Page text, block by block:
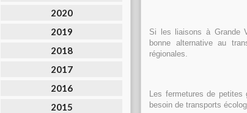
2020
2019
2018
2017
2016
2015
Si les liaisons à Grande
bonne alternative au
régionales.
Les fermetures de petites
besoin de transports